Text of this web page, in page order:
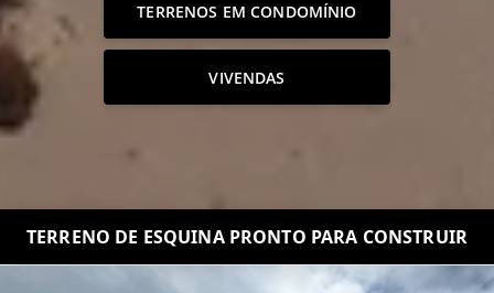
TERRENOS EM CONDOMÍNIO
VIVENDAS
TERRENO DE ESQUINA PRONTO PARA CONSTRUIR